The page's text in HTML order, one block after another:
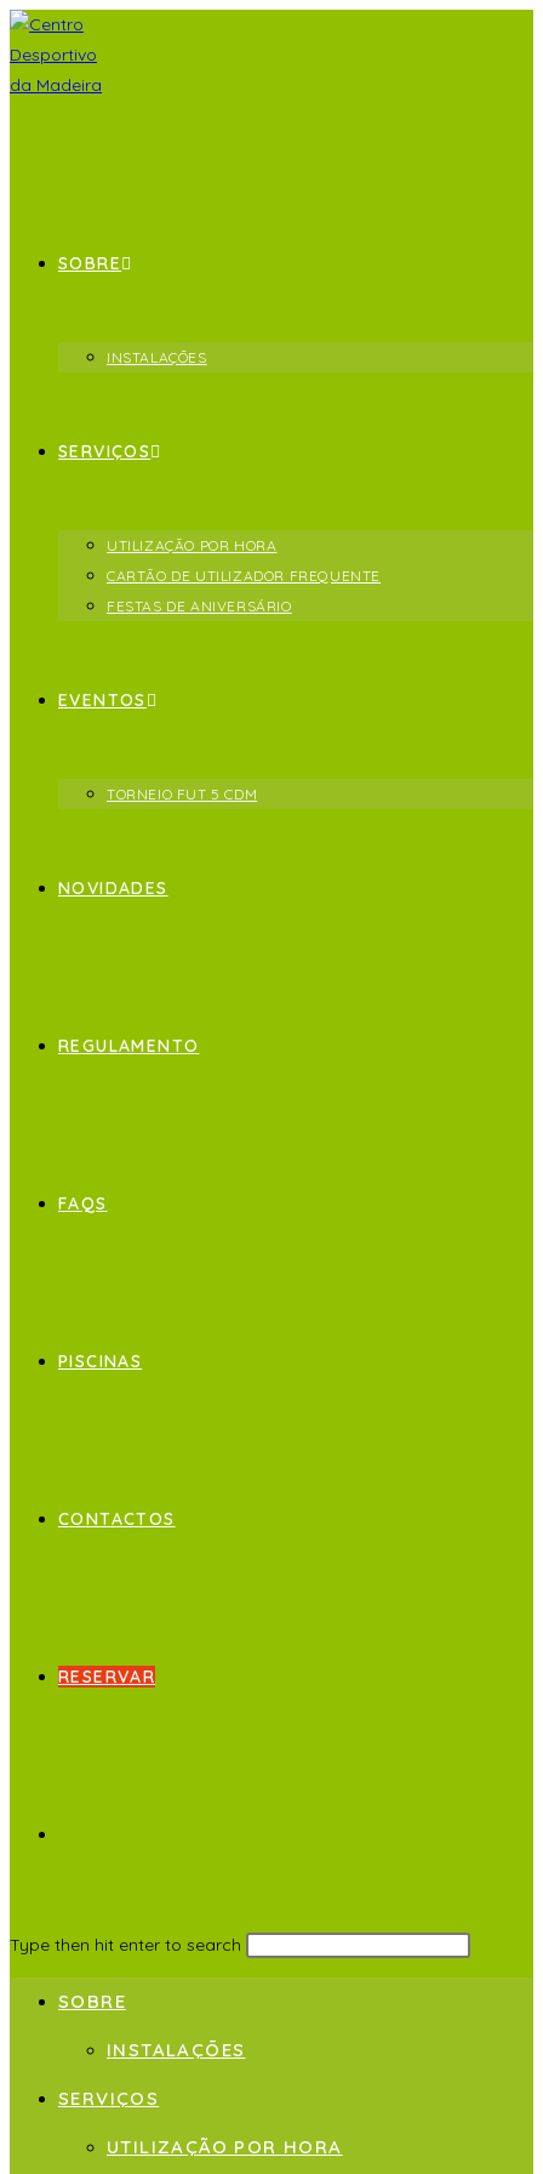
SOBRE
INSTALAÇÕES
SERVIÇOS
UTILIZAÇÃO POR HORA
CARTÃO DE UTILIZADOR FREQUENTE
FESTAS DE ANIVERSÁRIO
EVENTOS
TORNEIO FUT 5 CDM
NOVIDADES
REGULAMENTO
FAQS
PISCINAS
CONTACTOS
RESERVAR
Type then hit enter to search
SOBRE
INSTALAÇÕES
SERVIÇOS
UTILIZAÇÃO POR HORA